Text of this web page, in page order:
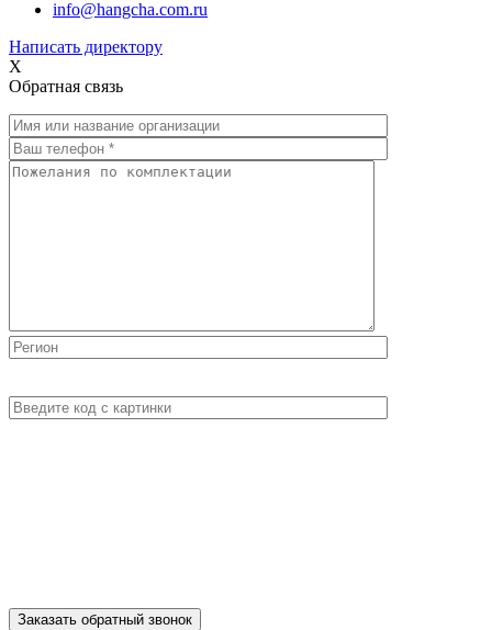
info@hangcha.com.ru
Написать директору
X
Обратная связь